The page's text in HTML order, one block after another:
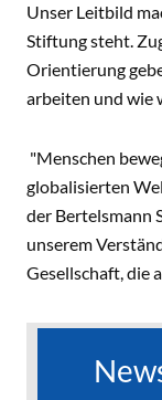
Unser Leitbild
Stiftung steht.
Orientierung
arbeiten und wie
"Menschen
globalisierten
der Bertelsmann
unserem
Gesellschaft, die